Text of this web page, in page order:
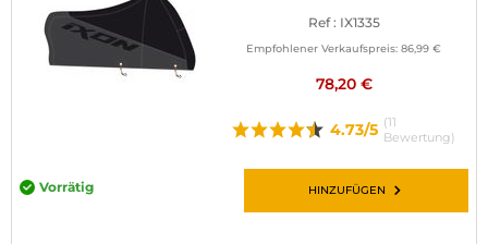
Ref : IX1335
Empfohlener Verkaufspreis: 86,99 €
78,20 €
4.73/5 (11
Bewertung)
Vorrätig HINZUFÜGEN